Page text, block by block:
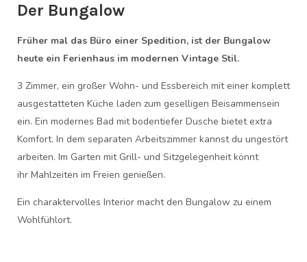
Der Bungalow
Früher mal das Büro einer Spedition, ist der Bungalow
heute ein Ferienhaus im modernen Vintage Stil.
3 Zimmer, ein großer Wohn- und Essbereich mit einer komplett
ausgestatteten Küche laden zum geselligen Beisammensein
ein. Ein modernes Bad mit bodentiefer Dusche bietet extra
Komfort. In dem separaten Arbeitszimmer kannst du ungestört
arbeiten. Im Garten mit Grill- und Sitzgelegenheit könnt
ihr Mahlzeiten im Freien genießen.
Ein charaktervolles Interior macht den Bungalow zu einem
Wohlfühlort.